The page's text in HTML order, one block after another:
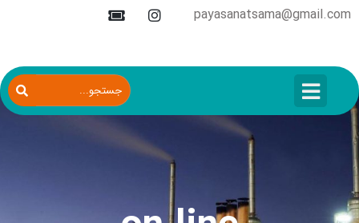
payasanatsama@gmail.com